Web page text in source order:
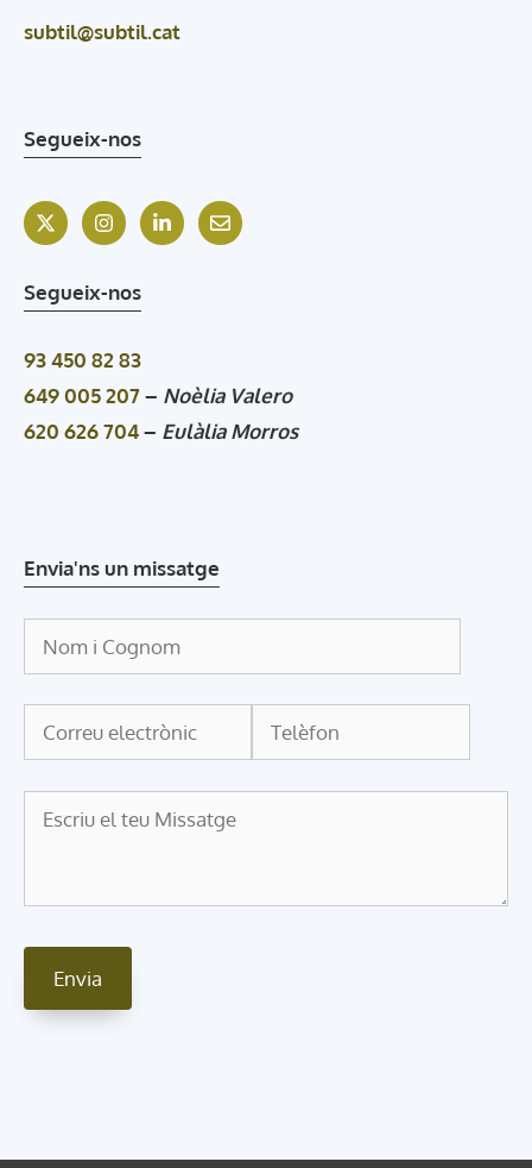
subtil@subtil.cat
Segueix-nos
Segueix-nos
93 450 82 83
649 005 207– Noèlia Valero
620 626 704– Eulàlia Morros
Envia'ns un missatge